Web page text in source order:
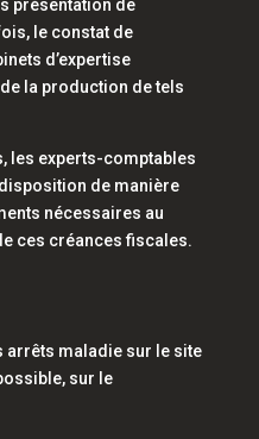
présentation de
le constat de
d’expertise
la production de tels
les experts-comptables
de manière
nécessaires au
ces créances fiscales.
arrêts maladie sur le site
sur le